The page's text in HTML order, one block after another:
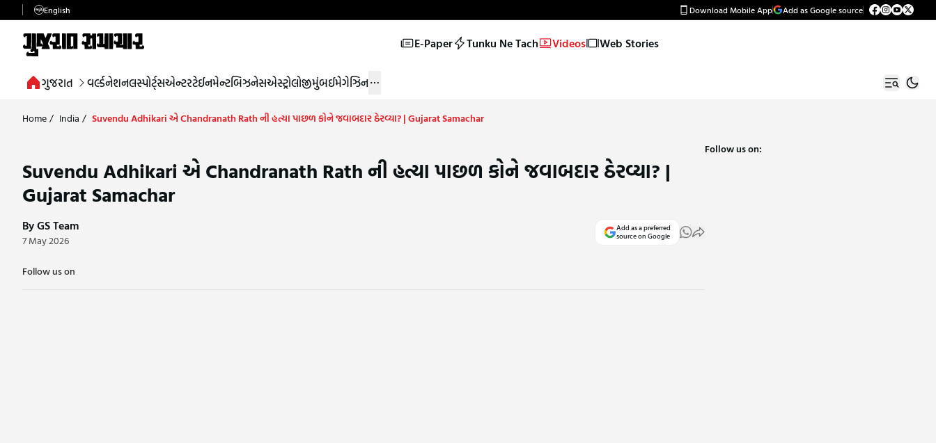
English Download Mobile App Add as Google source
E-Paper Tunku Ne Tach Videos Web Stories
ગુજરાત વર્લ્ડનેશનલસ્પોર્ટ્સએન્ટરટેઈનમેન્ટબિઝનેસએસ્ટ્રોલોજીમુંબઈમેગેઝિન
Home/ India / Suvendu Adhikari એ Chandranath Rath ની હત્યા પાછળ કોને જવાબદાર ઠેરવ્યા? | Gujarat Samachar
Suvendu Adhikari એ Chandranath Rath ની હત્યા પાછળ કોને જવાબદાર ઠેરવ્યા? |
Gujarat Samachar
By GS Team
7 May 2026
Add as a preferred
source on Google
Follow us on
Follow us on: